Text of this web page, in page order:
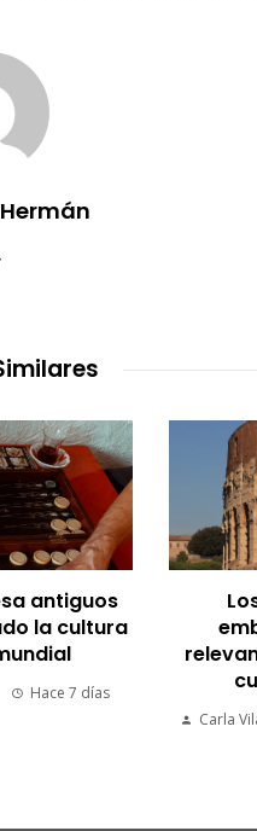
antiguos
la cultura
Hace 7 días
Carla